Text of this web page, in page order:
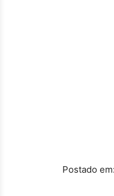
Postado